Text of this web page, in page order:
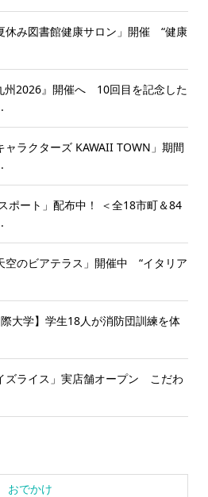
休み図書館健康サロン」開催 “健康
州2026』開催へ 10回目を記念した
ラクターズ KAWAII TOWN」期間
ポート」配布中！ ＜全18市町＆84
空のビアテラス」開催中 “イタリア
大学】学生18人が消防団訓練を体
ズライス」実店舗オープン こだわ
おでかけ